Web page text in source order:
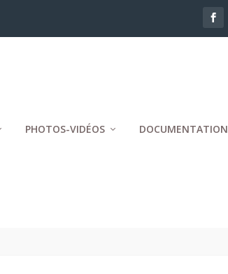
PHOTOS-VIDÉOS DOCUMENTATION